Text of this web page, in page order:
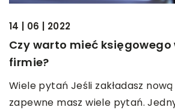
14 | 06 | 2022
Czy warto mieć księgowego
firmie?
Wiele pytań Jeśli zakładasz
zapewne masz wiele pytań.